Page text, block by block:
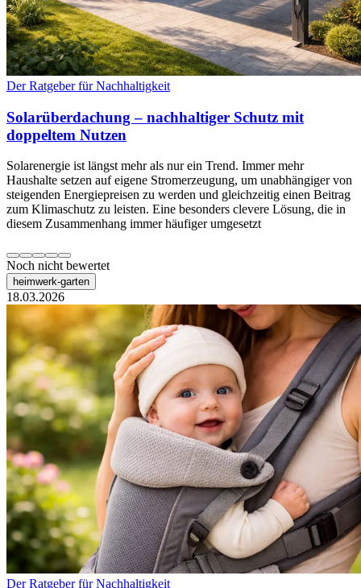
Der Ratgeber für Nachhaltigkeit
Solarüberdachung – nachhaltiger Schutz mit
doppeltem Nutzen
Solarenergie ist längst mehr als nur ein Trend. Immer mehr
Haushalte setzen auf eigene Stromerzeugung, um unabhängiger von
steigenden Energiepreisen zu werden und gleichzeitig einen Beitrag
zum Klimaschutz zu leisten. Eine besonders clevere Lösung, die in
diesem Zusammenhang immer häufiger umgesetzt
Noch nicht bewertet
heimwerk-garten
18.03.2026
Der Ratgeber für Nachhaltigkeit